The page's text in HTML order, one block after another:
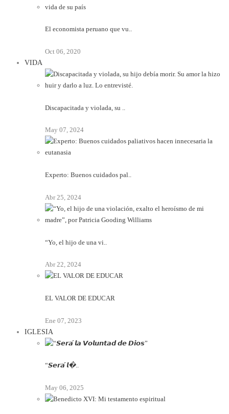
El economista peruano que vu..
Oct 06, 2020
VIDA
Discapacitada y violada, su ..
May 07, 2024
Experto: Buenos cuidados pal..
Abr 25, 2024
“Yo, el hijo de una vi..
Abr 22, 2024
EL VALOR DE EDUCAR
Ene 07, 2023
IGLESIA
“𝙎𝙚𝙧𝙖́ 𝙡�..
May 06, 2025